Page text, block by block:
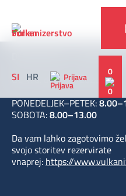
SI HR Prijava 0
DELOVNI ČAS V AVGUSTU
Od 1. 8. do 30. 8. 2026
PONEDELJEK–PETEK:
SOBOTA:8.00–13.00
Da vam lahko zagotovimo
svojo storitev rezervirate
vnaprej: https://